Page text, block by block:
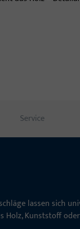
Service
lassen sich
Holz, Kunststoff